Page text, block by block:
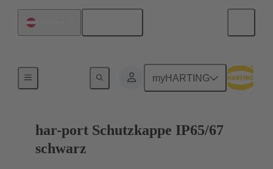
myHARTING
har-port Schutzkappe IP65/67
schwarz